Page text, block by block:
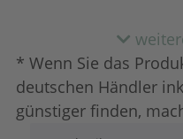
* Wenn Sie das
deutschen Händler
günstiger finden,